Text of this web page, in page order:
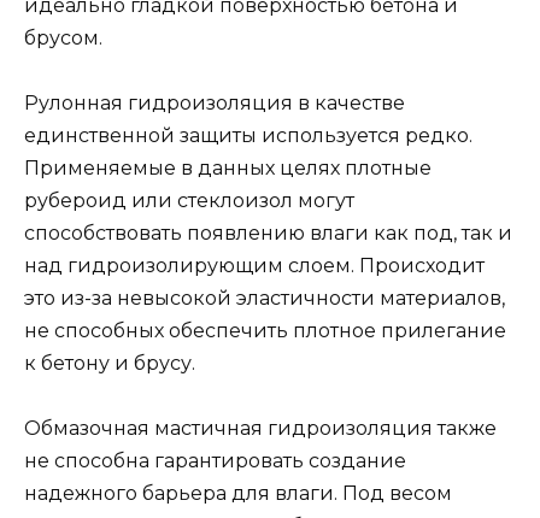
идеально гладкой поверхностью бетона и
брусом.
Рулонная гидроизоляция в качестве
единственной защиты используется редко.
Применяемые в данных целях плотные
рубероид или стеклоизол могут
способствовать появлению влаги как под, так и
над гидроизолирующим слоем. Происходит
это из-за невысокой эластичности материалов,
не способных обеспечить плотное прилегание
к бетону и брусу.
Обмазочная мастичная гидроизоляция также
не способна гарантировать создание
надежного барьера для влаги. Под весом